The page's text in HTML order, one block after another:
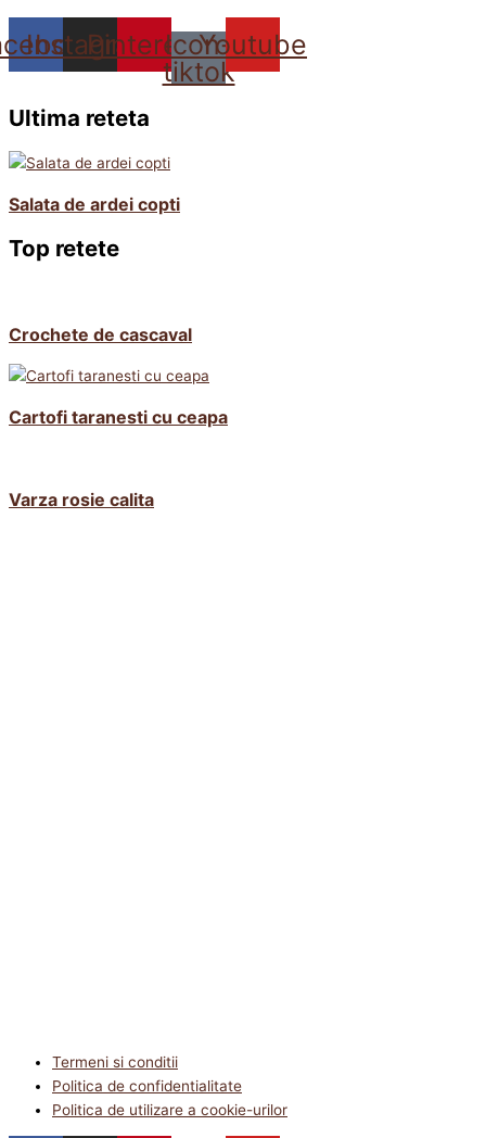
Instagram
Pinterest
Icon-
tiktok
Youtube
Ultima reteta
Salata de ardei copti
Top retete
Crochete de cascaval
Cartofi taranesti cu ceapa
Varza rosie calita
Termeni si conditii
Politica de confidentialitate
Politica de utilizare a cookie-urilor